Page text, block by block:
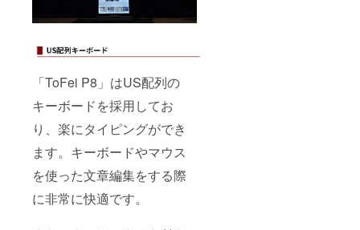
「ToFei P8」はUS配列の
キーボードを採用してお
り、楽にタイピングができ
ます。キーボードやマウス
を使った文章編集をする際
に非常に快適です。